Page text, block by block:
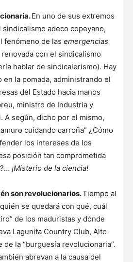
En uno de sus extremos
adeco copeyano,
fenómeno de las emergencias
con el sindicalismo
hablar de sindicalerismo). Hay
la pomada, administrando el
del Estado hacia manos
ministro de Industria y
A según, dicho por el mismo,
cuidando carroña” ¿Cómo
los intereses de los
posición tan comprometida
¡Misterio de la ciencia!
son revolucionarios.Tiempo al
se quedará con qué, cuál
de los maduristas y dónde
Lagunita Country Club, Alto
de la “burguesía revolucionaria”.
abrevan a la causa del